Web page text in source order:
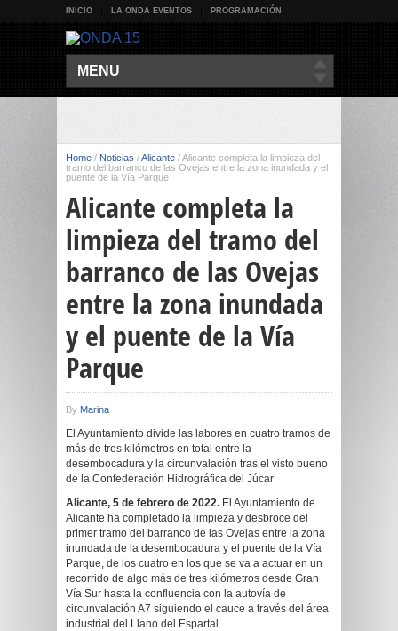
INICIO LA ONDA EVENTOS PROGRAMACIÓN
MENU
Home / Noticias /Alicante /Alicante completa la limpieza del
tramo del barranco de las Ovejas entre la zona inundada y el
puente de la Vía Parque
Alicante completa la
limpieza del tramo del
barranco de las Ovejas
entre la zona inundada
y el puente de la Vía
Parque
By Marina
El Ayuntamiento divide las labores en cuatro tramos de
más de tres kilómetros en total entre la
desembocadura y la circunvalación tras el visto bueno
de la Confederación Hidrográfica del Júcar
Alicante, 5 de febrero de 2022. El Ayuntamiento de
Alicante ha completado la limpieza y desbroce del
primer tramo del barranco de las Ovejas entre la zona
inundada de la desembocadura y el puente de la Vía
Parque, de los cuatro en los que se va a actuar en un
recorrido de algo más de tres kilómetros desde Gran
Vía Sur hasta la confluencia con la autovía de
circunvalación A7 siguiendo el cauce a través del área
industrial del Llano del Espartal.